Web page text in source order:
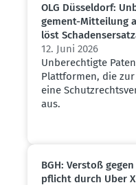
OLG Düsseldorf:
gement-Mitteilung
löst
12. Juni 2026
Unberechtigte
Plattformen, die
eine
aus.
BGH: Verstoß
pflicht durch Uber